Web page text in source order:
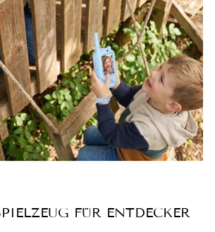
FÜR ENTDECKER